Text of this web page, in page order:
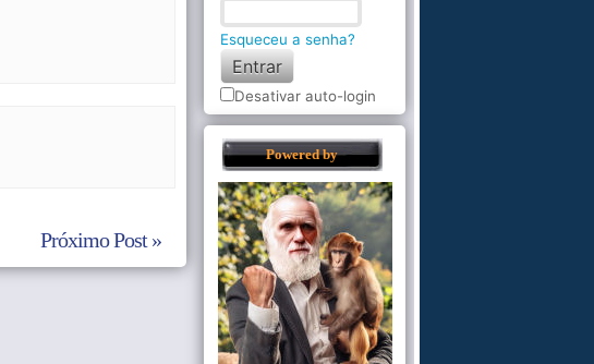
Próximo Post »
Esqueceu a senha?
Desativar auto-login
Powered by